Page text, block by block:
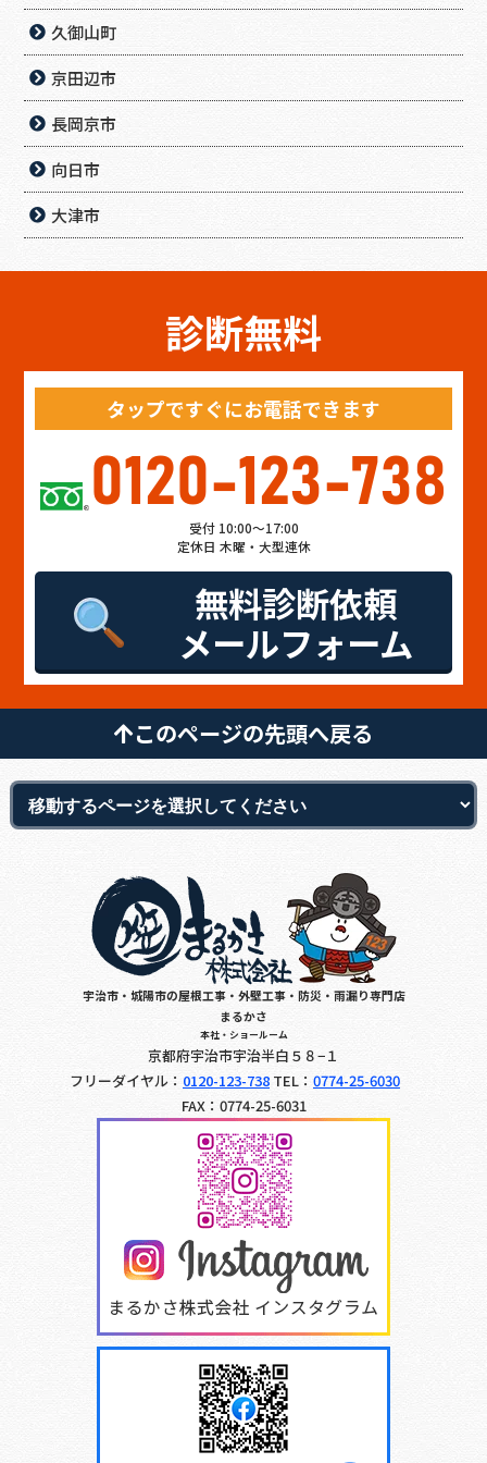
久御山町
京田辺市
長岡京市
向日市
大津市
診断無料
タップですぐにお電話できます
0120-123-738
受付 10:00～17:00
定休日 木曜・大型連休
無料診断依頼
メールフォーム
このページの先頭へ戻る
宇治市・城陽市の屋根工事・外壁工事・防災・雨漏り専門店
まるかさ
本社・ショールーム
京都府宇治市宇治半白５８−１
フリーダイヤル： 0120-123-738 TEL： 0774-25-6030
FAX：0774-25-6031